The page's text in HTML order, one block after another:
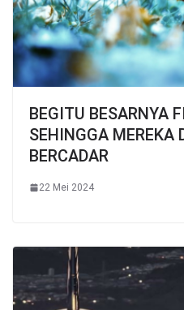
BEGITU BESARNYA
SEHINGGA MEREKA
BERCADAR
22 Mei 2024